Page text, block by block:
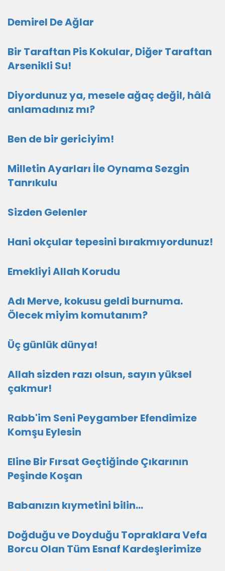
Demirel De Ağlar
Bir Taraftan Pis Kokular, Diğer Taraftan
Arsenikli Su!
Diyordunuz ya, mesele ağaç değil, hâlâ
anlamadınız mı?
Ben de bir gericiyim!
Milletin Ayarları İle Oynama Sezgin
Tanrıkulu
Sizden Gelenler
Hani okçular tepesini bırakmıyordunuz!
Emekliyi Allah Korudu
Adı Merve, kokusu geldi burnuma.
Ölecek miyim komutanım?
Üç günlük dünya!
Allah sizden razı olsun, sayın yüksel
çakmur!
Rabb'im Seni Peygamber Efendimize
Komşu Eylesin
Eline Bir Fırsat Geçtiğinde Çıkarının
Peşinde Koşan
Babanızın kıymetini bilin...
Doğduğu ve Doyduğu Topraklara Vefa
Borcu Olan Tüm Esnaf Kardeşlerimize